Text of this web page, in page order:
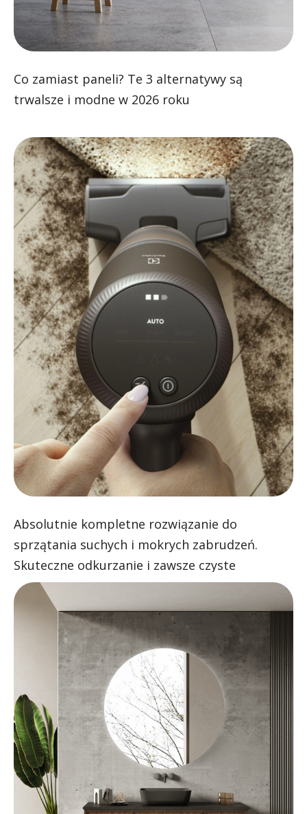
Co zamiast paneli? Te 3 alternatywy są
trwalsze i modne w 2026 roku
Absolutnie kompletne rozwiązanie do
sprzątania suchych i mokrych zabrudzeń.
Skuteczne odkurzanie i zawsze czyste
mopowanie